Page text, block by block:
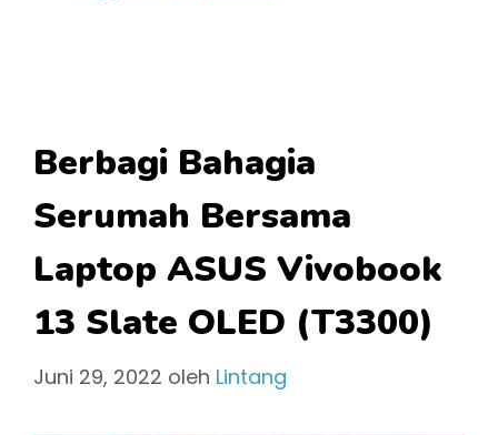
Berbagi Bahagia
Serumah Bersama
Laptop ASUS Vivobook
13 Slate OLED (T3300)
Juni 29, 2022 oleh Lintang